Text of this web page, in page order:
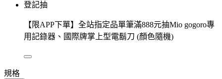
登記抽
【限APP下單】全站指定品單筆滿888元抽Mio gogoro專
用記錄器、國際牌掌上型電鬍刀 (顏色隨機)
規格